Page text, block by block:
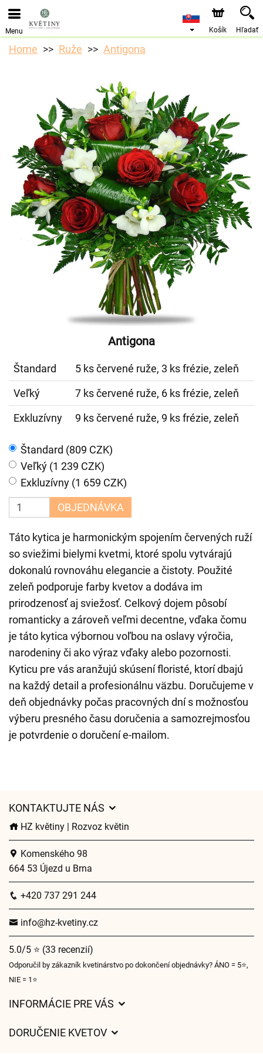
Objednávky prijímame prostredníctvom nášho e-shopu.
Najskorší možný termín doručenia je od 10.8.2026 z
Menu Košík Hľadať
Home Ruže Antigona
Antigona
Štandard
5 ks červené ruže, 3 ks frézie, zeleň
Veľký
7 ks červené ruže, 6 ks frézie, zeleň
Exkluzívny
9 ks červené ruže, 9 ks frézie, zeleň
Štandard (809 CZK)
Veľký (1 239 CZK)
Exkluzívny (1 659 CZK)
OBJEDNÁVKA
Táto kytica je harmonickým spojením červených ruží
so sviežimi bielymi kvetmi, ktoré spolu vytvárajú
dokonalú rovnováhu elegancie a čistoty. Použité
zeleň podporuje farby kvetov a dodáva im
prirodzenosť aj sviežosť. Celkový dojem pôsobí
romanticky a zároveň veľmi decentne, vďaka čomu
je táto kytica výbornou voľbou na oslavy výročia,
narodeniny či ako výraz vďaky alebo pozornosti.
Kyticu pre vás aranžujú skúsení floristé, ktorí dbajú
na každý detail a profesionálnu väzbu. Doručujeme v
deň objednávky počas pracovných dní s možnosťou
výberu presného času doručenia a samozrejmosťou
je potvrdenie o doručení e-mailom.
KONTAKTUJTE NÁS
HZ květiny | Rozvoz květin
Komenského 98
664 53 Újezd u Brna
+420 737 291 244
info@hz-kvetiny.cz
5.0/5 ⭐ (33 recenzií)
Odporučil by zákazník kvetinárstvo po dokončení objednávky? ÁNO = 5⭐,
NIE = 1⭐
INFORMÁCIE PRE VÁS
DORUČENIE KVETOV